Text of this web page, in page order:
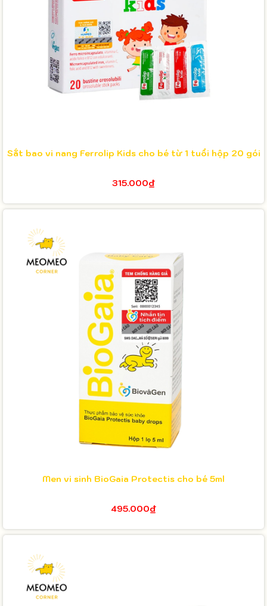
Sắt bao vi nang Ferrolip Kids cho bé từ 1 tuổi hộp 20 gói
315.000₫
Men vi sinh BioGaia Protectis cho bé 5ml
495.000₫